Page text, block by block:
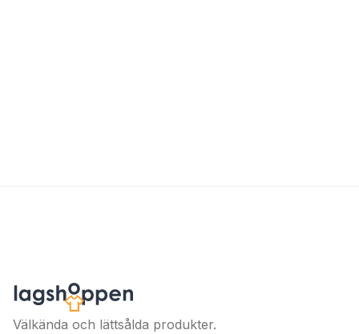
Välkända och lättsålda produkter.